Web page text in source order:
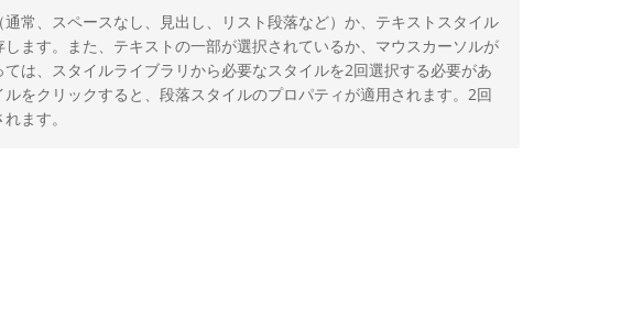
常、スペースなし、見出し、リスト段落など）か、テキストスタイル
ます。また、テキストの一部が選択されているか、マウスカーソルが
は、スタイルライブラリから必要なスタイルを2回選択する必要があ
をクリックすると、段落スタイルのプロパティが適用されます。2回
ます。